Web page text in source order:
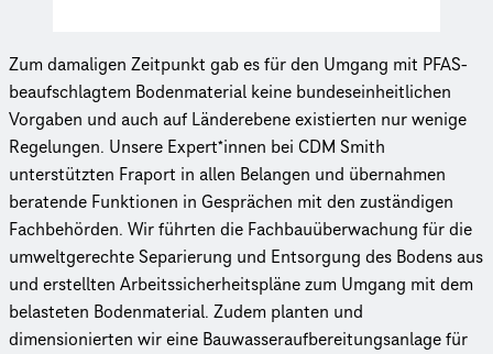
Zum damaligen Zeitpunkt gab es für den Umgang mit PFAS-
beaufschlagtem Bodenmaterial keine bundeseinheitlichen
Vorgaben und auch auf Länderebene existierten nur wenige
Regelungen. Unsere Expert*innen bei CDM Smith
unterstützten Fraport in allen Belangen und übernahmen
beratende Funktionen in Gesprächen mit den zuständigen
Fachbehörden. Wir führten die Fachbauüberwachung für die
umweltgerechte Separierung und Entsorgung des Bodens aus
und erstellten Arbeitssicherheitspläne zum Umgang mit dem
belasteten Bodenmaterial. Zudem planten und
dimensionierten wir eine Bauwasseraufbereitungsanlage für